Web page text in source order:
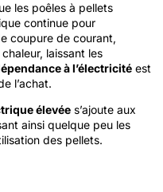
les poêles à pellets
continue pour
coupure de courant,
laissant les
à l’électricité est
l’achat.
élevée s’ajoute aux
ainsi quelque peu les
des pellets.